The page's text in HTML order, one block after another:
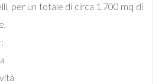
per un totale di circa 1.700 mq di